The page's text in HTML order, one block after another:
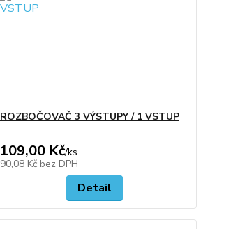
ROZBOČOVAČ 3 VÝSTUPY / 1 VSTUP
109,00 Kč/ks
90,08 Kč bez DPH
Detail